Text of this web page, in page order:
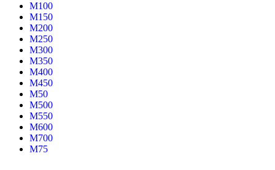
М100
М150
М200
М250
М300
М350
М400
М450
М50
М500
М550
М600
М700
М75